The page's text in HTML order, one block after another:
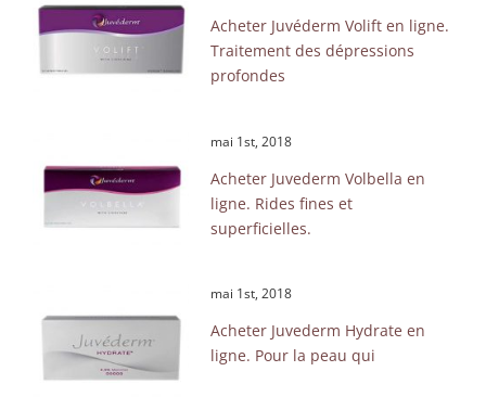
Acheter Juvéderm Volift en ligne.
Traitement des dépressions
profondes
mai 1st, 2018
Acheter Juvederm Volbella en
ligne. Rides fines et
superficielles.
mai 1st, 2018
Acheter Juvederm Hydrate en
ligne. Pour la peau qui